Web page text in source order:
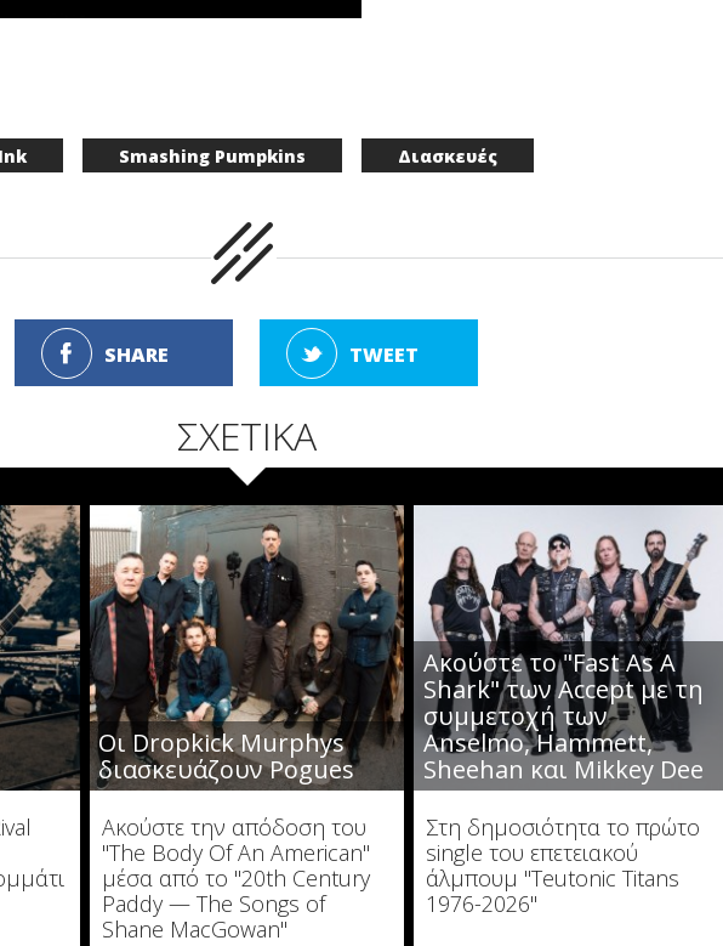
Ink Smashing Pumpkins Διασκευές
SHARE TWEET
ΣΧΕΤΙΚΑ
Οι Dropkick Murphys
διασκευάζουν Pogues
Ακούστε την απόδοση του
"The Body Of An American"
μέσα από το "20th Century
Paddy — The Songs of
Shane MacGowan"
Ακούστε το "Fast As A
Shark" των Accept με τη
συμμετοχή των
Anselmo, Hammett,
Sheehan και Mikkey Dee
Στη δημοσιότητα το πρώτο
single του επετειακού
άλμπουμ "Teutonic Titans
1976-2026"